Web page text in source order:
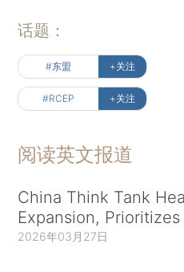
话题：
#东盟 +关注
#RCEP +关注
阅读英文报道
China Think Tank
Expansion,
2026年03月27日